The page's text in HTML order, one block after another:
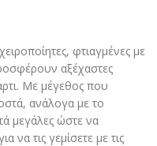
φτιαγμένες με
αξέχαστες
Με μέγεθος που
ανάλογα με το
μεγάλες ώστε να
να τις γεμίσετε με τις